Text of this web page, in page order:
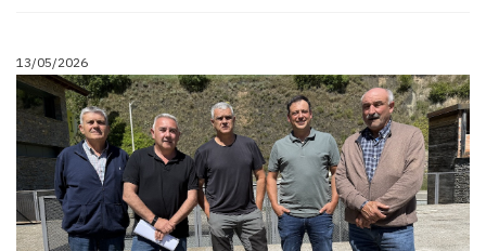
13/05/2026